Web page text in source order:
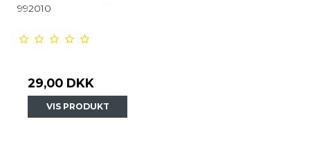
992010
29,00 DKK
VIS PRODUKT